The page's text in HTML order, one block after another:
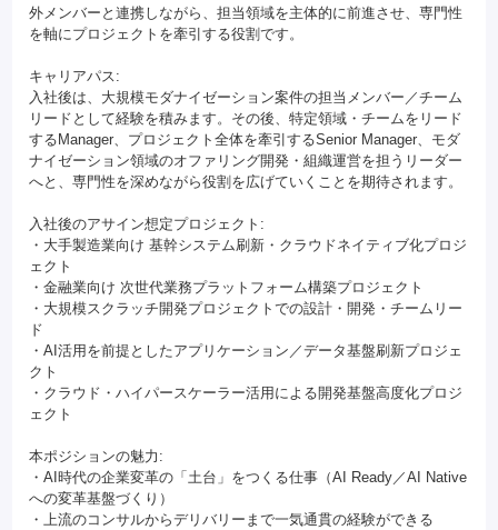
外メンバーと連携しながら、担当領域を主体的に前進させ、専門性
を軸にプロジェクトを牽引する役割です。
キャリアパス:
入社後は、大規模モダナイゼーション案件の担当メンバー／チーム
リードとして経験を積みます。その後、特定領域・チームをリード
するManager、プロジェクト全体を牽引するSenior Manager、モダ
ナイゼーション領域のオファリング開発・組織運営を担うリーダー
へと、専門性を深めながら役割を広げていくことを期待されます。
入社後のアサイン想定プロジェクト:
・大手製造業向け 基幹システム刷新・クラウドネイティブ化プロジ
ェクト
・金融業向け 次世代業務プラットフォーム構築プロジェクト
・大規模スクラッチ開発プロジェクトでの設計・開発・チームリー
ド
・AI活用を前提としたアプリケーション／データ基盤刷新プロジェ
クト
・クラウド・ハイパースケーラー活用による開発基盤高度化プロジ
ェクト
本ポジションの魅力:
・AI時代の企業変革の「土台」をつくる仕事（AI Ready／AI Native
への変革基盤づくり）
・上流のコンサルからデリバリーまで一気通貫の経験ができる